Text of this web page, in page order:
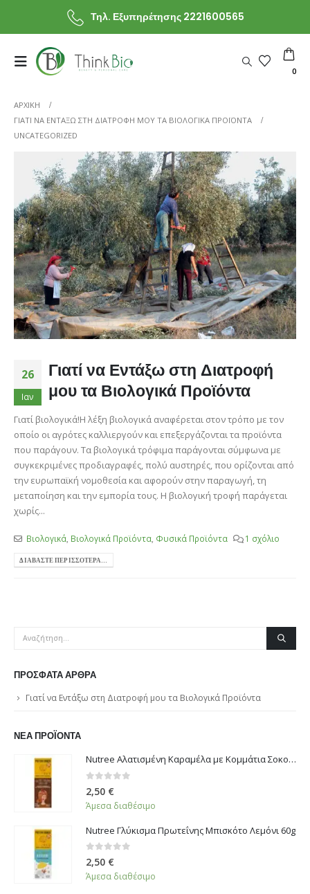
Τηλ. Εξυπηρέτησης 2221600565
0
ΑΡΧΙΚΗ
ΓΙΑΤΊ ΝΑ ΕΝΤΆΞΩ ΣΤΗ ΔΙΑΤΡΟΦΉ ΜΟΥ ΤΑ ΒΙΟΛΟΓΙΚΆ ΠΡΟΪΌΝΤΑ
UNCATEGORIZED
26
Ιαν
Γιατί να Εντάξω στη Διατροφή
μου τα Βιολογικά Προϊόντα
Γιατί βιολογικά!Η λέξη βιολογικά αναφέρεται στον τρόπο με τον
οποίο οι αγρότες καλλιεργούν και επεξεργάζονται τα προϊόντα
που παράγουν. Τα βιολογικά τρόφιμα παράγονται σύμφωνα με
συγκεκριμένες προδιαγραφές, πολύ αυστηρές, που ορίζονται από
την ευρωπαϊκή νομοθεσία και αφορούν στην παραγωγή, τη
μεταποίηση και την εμπορία τους. Η βιολογική τροφή παράγεται
χωρίς...
Βιολογικά, Βιολογικά Προϊόντα, Φυσικά Προϊόντα 1 σχόλιο
ΔΙΑΒΆΣΤΕ ΠΕΡΙΣΣΌΤΕΡΑ...
ΠΡΌΣΦΑΤΑ ΆΡΘΡΑ
Γιατί να Εντάξω στη Διατροφή μου τα Βιολογικά Προϊόντα
ΝΈΑ ΠΡΟΪΌΝΤΑ
Nutree Αλατισμένη Καραμέλα με Κομμάτια Σοκολάτας 60g
0 από 5
2,50 €
Άμεσα διαθέσιμο
Nutree Γλύκισμα Πρωτεΐνης Μπισκότο Λεμόνι 60g
0 από 5
2,50 €
Άμεσα διαθέσιμο